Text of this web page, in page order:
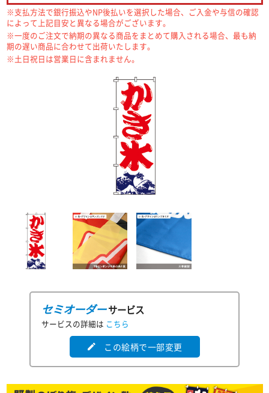
※支払方法で銀行振込やNP後払いを選択した場合、ご入金や与信の確認
によって上記目安と異なる場合がございます。
※一度のご注文で納期の異なる商品をまとめて購入される場合、最も納
期の遅い商品に合わせて出荷いたします。
※土日祝日は営業日に含まれません。
セミオーダーサービス
サービスの詳細は こちら
edit この絵柄で一部変更